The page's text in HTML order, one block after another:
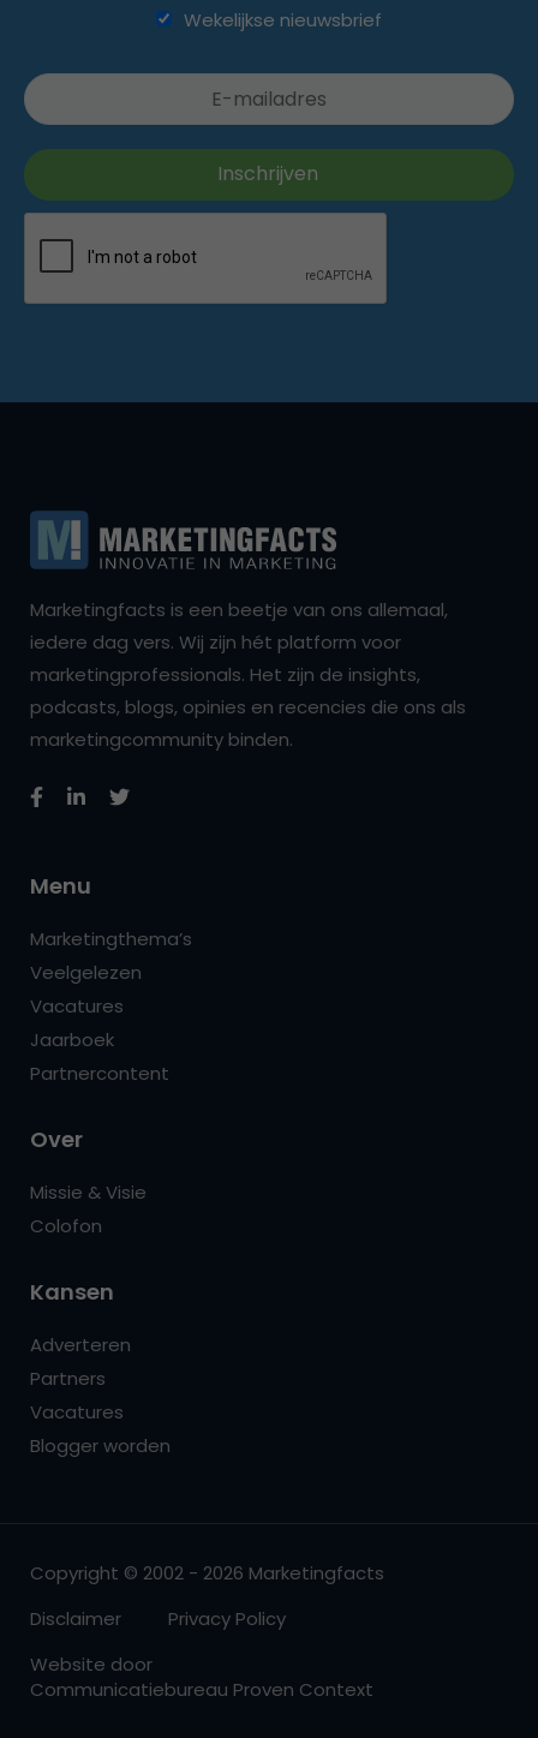
Wekelijkse nieuwsbrief
Marketingfacts is een beetje van ons allemaal,
iedere dag vers. Wij zijn hét platform voor
marketingprofessionals. Het zijn de insights,
podcasts, blogs, opinies en recencies die ons als
marketingcommunity binden.
Menu
Marketingthema’s
Veelgelezen
Vacatures
Jaarboek
Partnercontent
Over
Missie & Visie
Colofon
Kansen
Adverteren
Partners
Vacatures
Blogger worden
Copyright © 2002 - 2026 Marketingfacts
Disclaimer
Privacy Policy
Website door
Communicatiebureau Proven Context